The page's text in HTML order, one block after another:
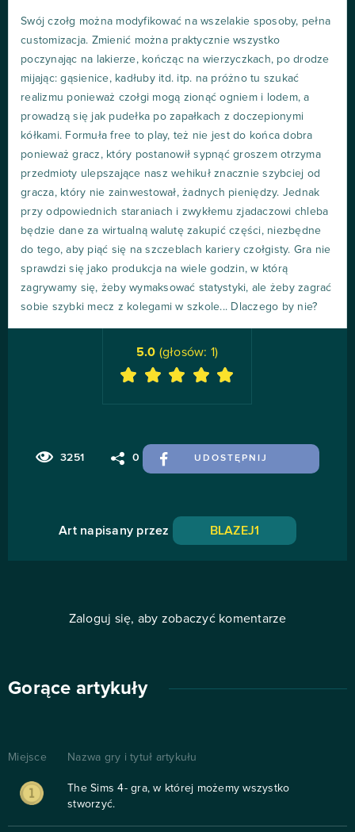
Swój czołg można modyfikować na wszelakie sposoby, pełna
customizacja. Zmienić można praktycznie wszystko
poczynając na lakierze, kończąc na wierzyczkach, po drodze
mijając: gąsienice, kadłuby itd. itp. na próżno tu szukać
realizmu ponieważ czołgi mogą zionąć ogniem i lodem, a
prowadzą się jak pudełka po zapałkach z doczepionymi
kółkami. Formuła free to play, też nie jest do końca dobra
ponieważ gracz, który postanowił sypnąć groszem otrzyma
przedmioty ulepszające nasz wehikuł znacznie szybciej od
gracza, który nie zainwestował, żadnych pieniędzy. Jednak
przy odpowiednich staraniach i zwykłemu zjadaczowi chleba
będzie dane za wirtualną walutę zakupić części, niezbędne
do tego, aby piąć się na szczeblach kariery czołgisty. Gra nie
sprawdzi się jako produkcja na wiele godzin, w którą
zagrywamy się, żeby wymaksować statystyki, ale żeby zagrać
sobie szybki mecz z kolegami w szkole... Dlaczego by nie?
3251 0 UDOSTĘPNIJ
5.0 (głosów: 1)
Art napisany przez BLAZEJ1
Zaloguj się, aby zobaczyć komentarze
Gorące artykuły
Miejsce Nazwa gry i tytuł artykułu
The Sims 4- gra, w której możemy wszystko
stworzyć.